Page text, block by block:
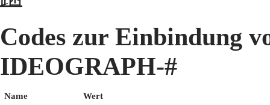
Codes zur Einbindung
IDEOGRAPH-#
Name
Wert